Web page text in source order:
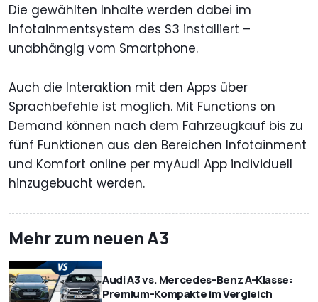
Die gewählten Inhalte werden dabei im
Infotainmentsystem des S3 installiert –
unabhängig vom Smartphone.
Auch die Interaktion mit den Apps über
Sprachbefehle ist möglich. Mit Functions on
Demand können nach dem Fahrzeugkauf bis zu
fünf Funktionen aus den Bereichen Infotainment
und Komfort online per myAudi App individuell
hinzugebucht werden.
Mehr zum neuen A3
Audi A3 vs. Mercedes-Benz A-Klasse:
Premium-Kompakte im Vergleich